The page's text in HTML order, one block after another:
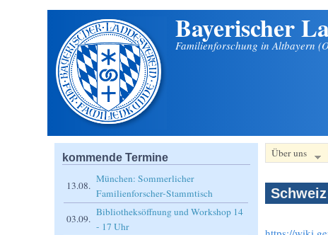
Bayerischer
Familienforschung in Altbayern
Über uns
Schweiz
kommende Termine
13.08.
München: Sommerlicher
Familienforscher-Stammtisch
03.09.
Bibliotheksöffnung und Workshop 14
- 17 Uhr